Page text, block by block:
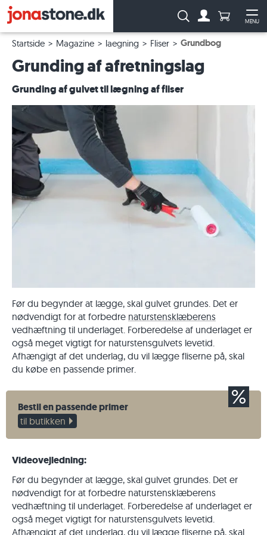
MENU
Søg: Antal
Startside Magazine laegning Fliser Grundbog
Grunding af afretningslag
Grunding af gulvet til lægning af fliser
Før du begynder at lægge, skal gulvet grundes. Det er
nødvendigt for at forbedre naturstensklæberens
vedhæftning til underlaget. Forberedelse af underlaget er
også meget vigtigt for naturstensgulvets levetid.
Afhængigt af det underlag, du vil lægge fliserne på, skal
du købe en passende primer.
Bestil en passende primer
til butikken
Videovejledning:
Før du begynder at lægge, skal gulvet grundes. Det er
nødvendigt for at forbedre naturstensklæberens
vedhæftning til underlaget. Forberedelse af underlaget er
også meget vigtigt for naturstensgulvets levetid.
Afhængigt af det underlag, du vil lægge fliserne på, skal